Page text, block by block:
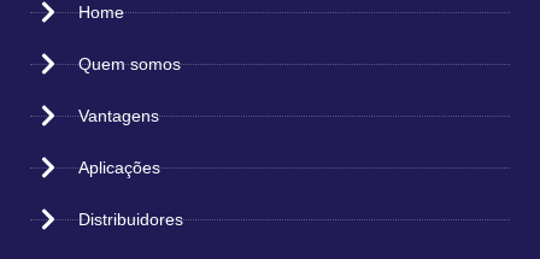
Home
Quem somos
Vantagens
Aplicações
Distribuidores